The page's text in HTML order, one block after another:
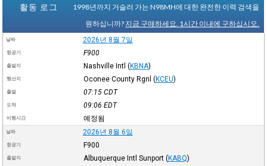
활동 로그
1998년까지 거슬러 가는 N98MH에 대한 완전한 이력 검색을
원하십니까? 지금 구매하세요. 1시간 이내에 구하십시오.
날짜 2026년 8월 7일
항공기 F900
출발지 Nashville Intl (KBNA)
행선지 Oconee County Rgnl (KCEU)
출발 07:15 CDT
도착 09:06 EDT
비행시간 예정됨
날짜 2026년 8월 6일
항공기 F900
출발지 Albuquerque Intl Sunport (KABQ)